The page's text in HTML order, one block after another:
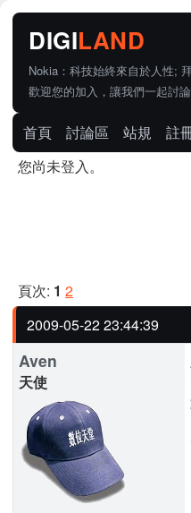
Nokia：科技始終來自於人性;
歡迎您的加入，讓我們一起討
首頁 討論區 站規 註
您尚未登入。
頁次: 1 2
2009-05-22 23:44:39
Aven
天使